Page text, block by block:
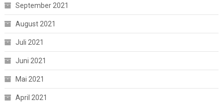
September 2021
August 2021
Juli 2021
Juni 2021
Mai 2021
April 2021